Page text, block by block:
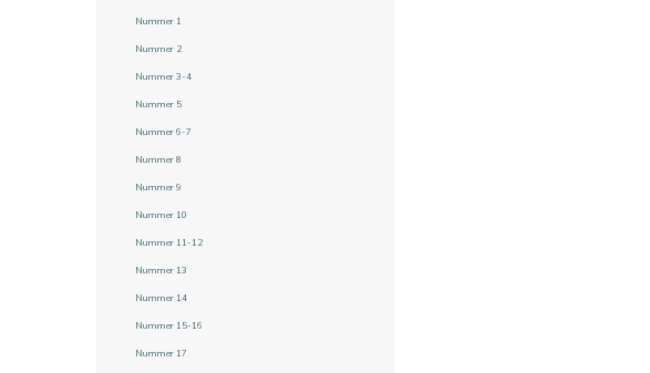
Nummer 1
Nummer 2
Nummer 3-4
Nummer 5
Nummer 6-7
Nummer 8
Nummer 9
Nummer 10
Nummer 11-12
Nummer 13
Nummer 14
Nummer 15-16
Nummer 17